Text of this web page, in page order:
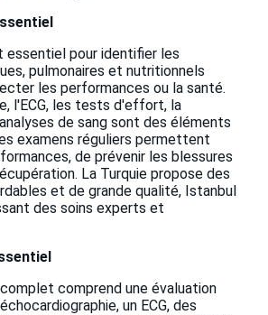
essentiel pour identifier les
pulmonaires et nutritionnels
les performances ou la santé.
l'ECG, les tests d'effort, la
de sang sont des éléments
examens réguliers permettent
de prévenir les blessures
La Turquie propose des
et de grande qualité, Istanbul
des soins experts et
comprend une évaluation
un ECG, des